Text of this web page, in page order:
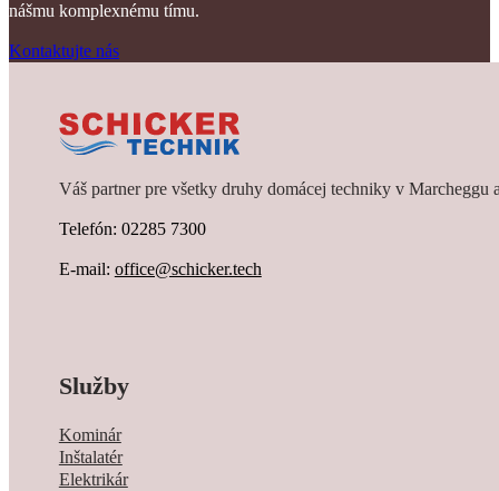
nášmu komplexnému tímu.
Kontaktujte nás
Váš partner pre všetky druhy domácej techniky v Marcheggu
Telefón: 02285 7300
E-mail: office@schicker.tech
Služby
Kominár
Inštalatér
Elektrikár